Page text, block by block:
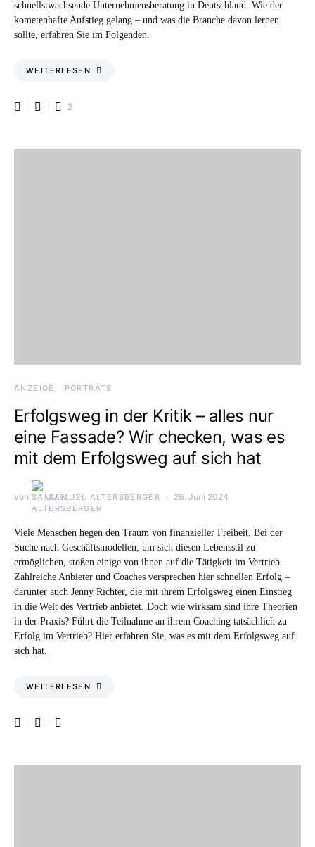
schnellstwachsende Unternehmensberatung in Deutschland. Wie der
kometenhafte Aufstieg gelang – und was die Branche davon lernen
sollte, erfahren Sie im Folgenden.
WEITERLESEN
2
ANZEIGE PORTRÄTS
Erfolgsweg in der Kritik – alles nur
eine Fassade? Wir checken, was es
mit dem Erfolgsweg auf sich hat
von SAMUEL ALTERSBERGER 26. Juni 2024
Viele Menschen hegen den Traum von finanzieller Freiheit. Bei der
Suche nach Geschäftsmodellen, um sich diesen Lebensstil zu
ermöglichen, stoßen einige von ihnen auf die Tätigkeit im Vertrieb.
Zahlreiche Anbieter und Coaches versprechen hier schnellen Erfolg –
darunter auch Jenny Richter, die mit ihrem Erfolgsweg einen Einstieg
in die Welt des Vertrieb anbietet. Doch wie wirksam sind ihre Theorien
in der Praxis? Führt die Teilnahme an ihrem Coaching tatsächlich zu
Erfolg im Vertrieb? Hier erfahren Sie, was es mit dem Erfolgsweg auf
sich hat.
WEITERLESEN